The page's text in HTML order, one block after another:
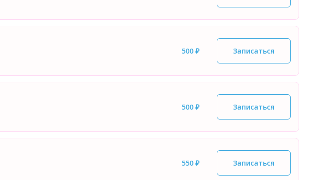
500 ₽ Записаться
500 ₽ Записаться
550 ₽ Записаться